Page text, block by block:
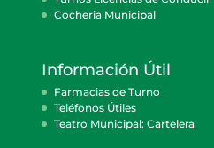
Cocheria Municipal
Información Útil
Farmacias de Turno
Teléfonos Útiles
Teatro Municipal: Cartelera